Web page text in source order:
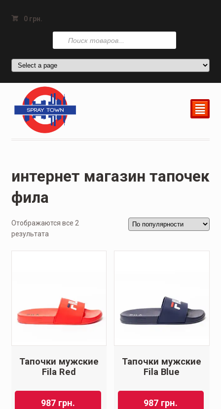
0 грн.
Поиск
товаров
²
интернет магазин тапочек
фила
Отображаются все 2
результата
Тапочки мужские
Fila Red
987 грн.
Тапочки мужские
Fila Blue
987 грн.